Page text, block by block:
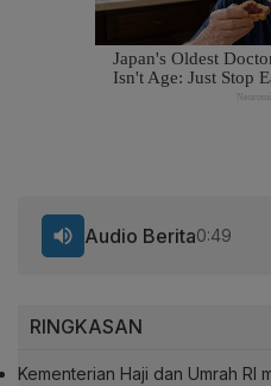
RINGKASAN
Kementerian Haji dan Umrah RI
Audio Berita0:49